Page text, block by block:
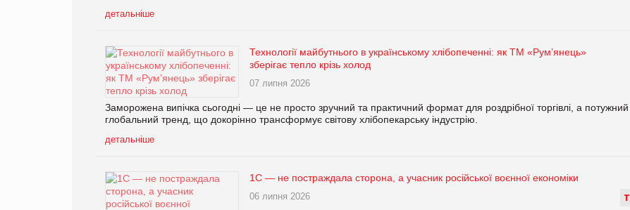
детальніше
Технології майбутнього в українському хлібопеченні: як ТМ «Рум’янець»
зберігає тепло крізь холод
07 липня 2026
Заморожена випічка сьогодні — це не просто зручний та практичний формат для роздрібної торгівлі, а потужний
глобальний тренд, що докорінно трансформує світову хлібопекарську індустрію.
детальніше
Т
1С — не постраждала сторона, а учасник російської воєнної економіки
06 липня 2026